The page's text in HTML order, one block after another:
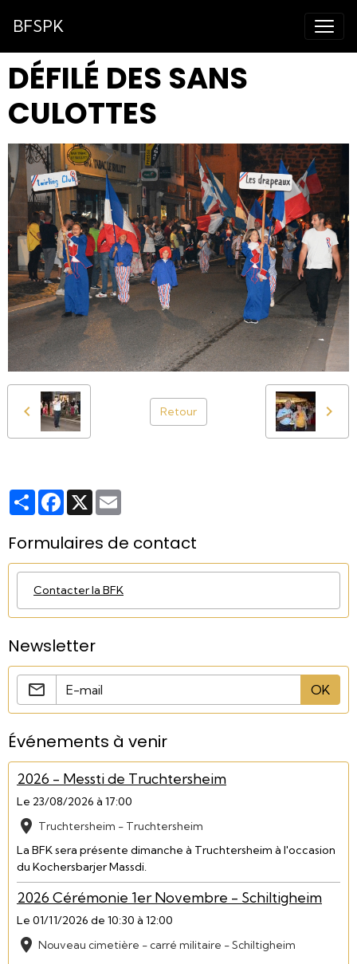
BFSPK
DÉFILÉ DES SANS
CULOTTES
Retour
PartagerFacebook
X
Formulaires de contact
Contacter la BFK
Newsletter
OK
Événements à venir
2026 - Messti de Truchtersheim
Le 23/08/2026 à 17:00
Truchtersheim - Truchtersheim
La BFK sera présente dimanche à Truchtersheim à l'occasion
du Kochersbarjer Massdi.
2026 Cérémonie 1er Novembre - Schiltigheim
Le 01/11/2026 de 10:30 à 12:00
Nouveau cimetière - carré militaire - Schiltigheim